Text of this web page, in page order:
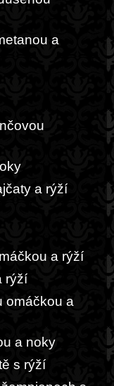
a
a rýží
a rýží
rýží
omáčkou a
a noky
s rýží